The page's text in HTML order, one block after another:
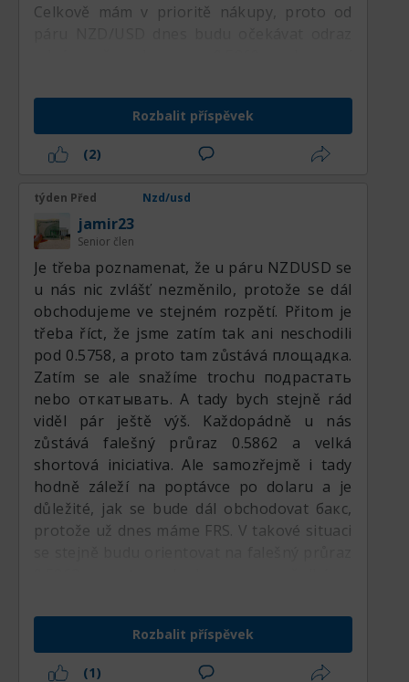
korekce směrem k 0,5750 nebo níže.
Celkově mám v prioritě nákupy, proto od
сопротивления 0.5890 do konce aktuálního
obchodního dne.Rozbalit příspěvek
(2)
týden Před Nzd/usd
jamir23
Senior člen
Je třeba poznamenat, že u páru NZDUSD se
u nás nic zvlášť nezměnilo, protože se dál
obchodujeme ve stejném rozpětí. Přitom je
třeba říct, že jsme zatím tak ani neschodili
pod 0.5758, a proto tam zůstává площадка.
Zatím se ale snažíme trochu подрастать
nebo откатывать. A tady bych stejně rád
viděl pár ještě výš. Každopádně u nás
zůstává falešný průraz 0.5862 a velká
shortová iniciativa. Ale samozřejmě i tady
hodně záleží na poptávce po dolaru a je
důležité, jak se bude dál obchodovat бакс,
protože už dnes máme FRS. V takové situaci
prodávat.
Rozbalit příspěvek
(1)